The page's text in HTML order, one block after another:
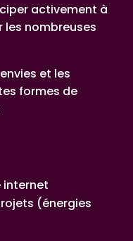
activement à
les nombreuses
et les
formes de
internet
(énergies